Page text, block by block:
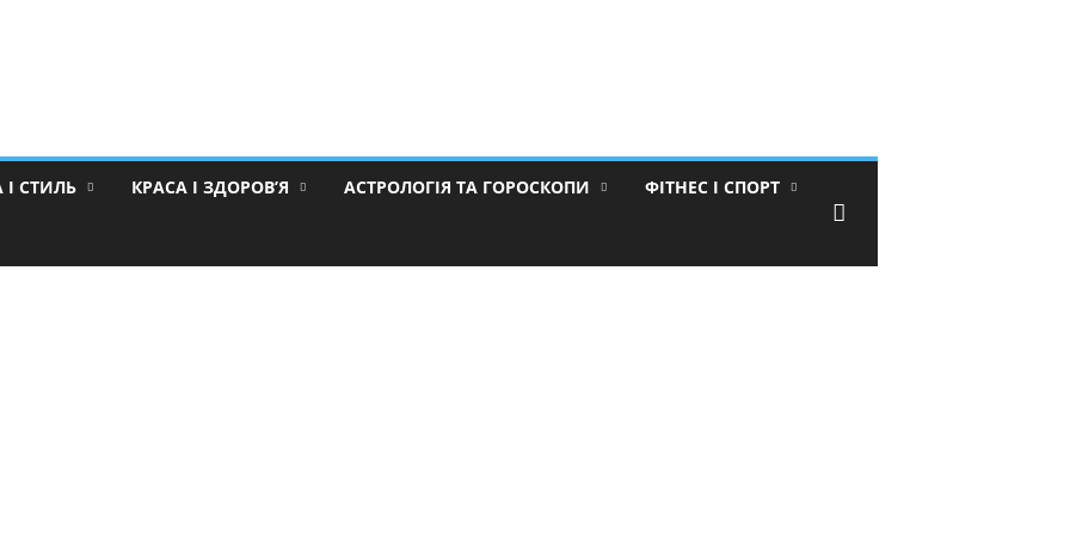
СТИЛЬ КРАСА І ЗДОРОВ’Я АСТРОЛОГІЯ ТА ГОРОСКОПИ ФІТНЕС І СПОРТ